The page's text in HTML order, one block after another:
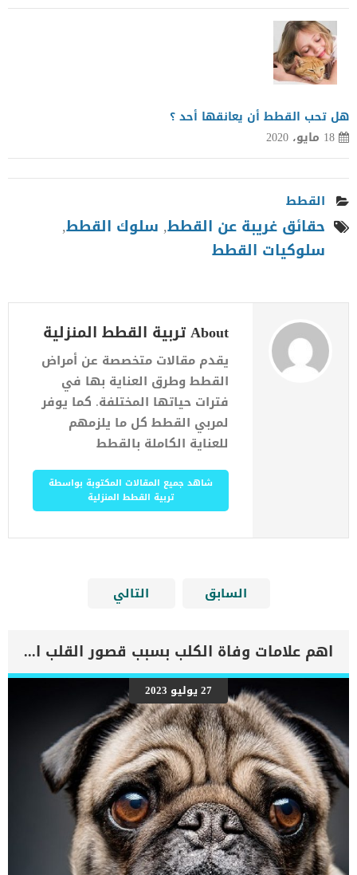
هل تحب القطط أن يعانقها أحد ؟
18 مايو، 2020
القطط
حقائق غريبة عن القطط, سلوك القطط,
سلوكيات القطط
About تربية القطط المنزلية
يقدم مقالات متخصصة عن أمراض
القطط وطرق العناية بها في
فترات حياتها المختلفة. كما يوفر
لمربي القطط كل ما يلزمهم
للعناية الكاملة بالقطط
شاهد جميع المقالات المكتوبة بواسطة
تربية القطط المنزلية
السابق التالي
اهم علامات وفاة الكلب بسبب قصور القلب الاحتقانى
27 يوليو 2023